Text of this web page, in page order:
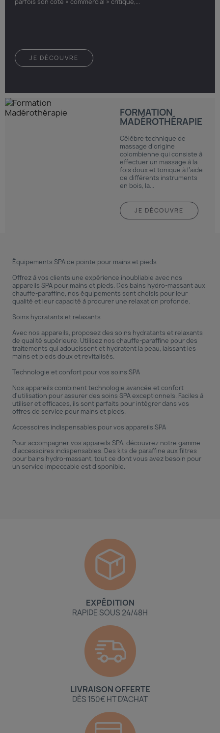
parfois son côté « commercial » critiqué,...
JE DÉCOUVRE
FORMATION
MADÉROTHÉRAPIE
Célèbre technique de
massage d’origine
colombienne qui consiste à
effectuer un massage à la
fois doux et tonique à l’aide
de différents instruments
en bois, la...
JE DÉCOUVRE
Équipements SPA de pointe pour mains et pieds
Offrez à vos clients une expérience inoubliable avec nos
appareils SPA pour mains et pieds. Des bains hydro-massant aux
chauffe-paraffine, nos équipements sont choisis pour leur
qualité et leur capacité à procurer une relaxation profonde.
Soins hydratants et relaxants
Avec nos appareils, proposez des soins hydratants et relaxants
de qualité supérieure. Utilisez nos chauffe-paraffine pour des
traitements qui adoucissent et hydratent la peau, laissant les
mains et pieds doux et revitalisés.
Technologie et confort pour vos soins SPA
Nos appareils combinent technologie avancée et confort
d'utilisation pour assurer des soins SPA exceptionnels. Faciles à
utiliser et efficaces, ils sont parfaits pour intégrer dans vos
offres de service pour mains et pieds.
Accessoires indispensables pour vos appareils SPA
Pour accompagner vos appareils SPA, découvrez notre gamme
d'accessoires indispensables. Des kits de paraffine aux filtres
pour bains hydro-massant, tout ce dont vous avez besoin pour
un service impeccable est disponible.
EXPÉDITION
RAPIDE SOUS 24/48H
LIVRAISON OFFERTE
DÈS 150€ HT D'ACHAT